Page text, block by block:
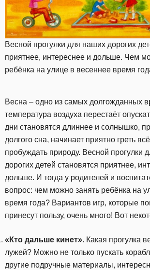
Весной прогулки для наших дорогих
приятнее, интереснее и дольше. Чем
ребёнка на улице в весеннее время
Весна – одно из самых долгожданных
температура воздуха перестаёт
дни становятся длиннее и солнышко,
долгого сна, начинает приятно греть
пробуждать природу. Весной прогулки
дорогих детей становятся приятнее,
дольше. И тогда у родителей и
вопрос: чем можно занять ребёнка на
время года? Вариантов игр, которые
принесут пользу, очень много! Вот
«Кто дальше кинет». Какая прогулка
лужей? Можно не только пускать
другие подручные материалы,